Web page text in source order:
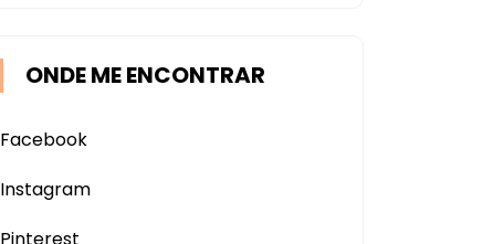
ONDE ME ENCONTRAR
Facebook
Instagram